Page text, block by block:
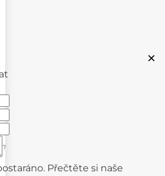
×
?
Přečtěte si naše